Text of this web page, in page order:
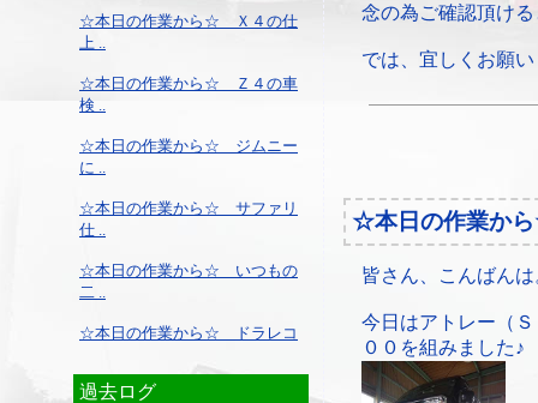
☆本日の作業から☆ Ｘ４の仕
上 ..
☆本日の作業から☆ Ｚ４の車
検 ..
☆本日の作業から☆ ジムニー
に ..
☆本日の作業から☆ サファリ
仕 ..
☆本日の作業から☆ いつもの
二 ..
☆本日の作業から☆ ドラレコ
過去ログ
念の為ご確認頂け
では、宜しくお願
☆本日の作業か
皆さん、こんばんは
今日はアトレー（
００を組みました♪